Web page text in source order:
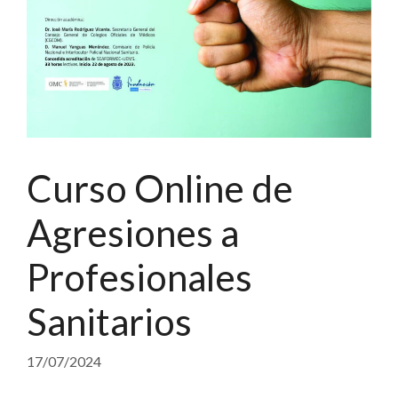
Curso Online de
Agresiones a
Profesionales
Sanitarios
17/07/2024